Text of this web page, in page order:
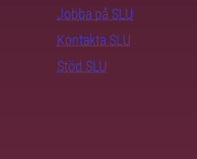
Jobba på SLU
Kontakta SLU
Stöd SLU